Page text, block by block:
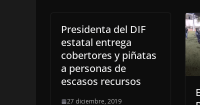
Presidenta del DIF
estatal entrega
cobertores y piñatas
a personas de
escasos recursos
27 diciembre, 2019